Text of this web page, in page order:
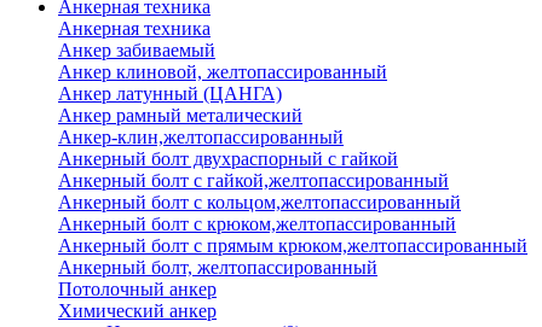
Анкерная техника
Анкерная техника
Анкер забиваемый
Анкер клиновой, желтопассированный
Анкер латунный (ЦАНГА)
Анкер рамный металический
Анкер-клин,желтопассированный
Анкерный болт двухраспорный с гайкой
Анкерный болт с гайкой,желтопассированный
Анкерный болт с кольцом,желтопассированный
Анкерный болт с крюком,желтопассированный
Анкерный болт с прямым крюком,желтопассированный
Анкерный болт, желтопассированный
Потолочный анкер
Химический анкер